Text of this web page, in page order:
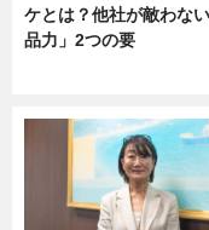
ケとは？他社が敵わな
品力」2つの要